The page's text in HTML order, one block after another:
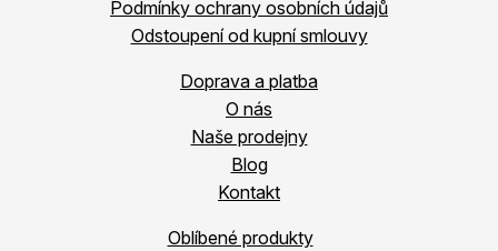
Podmínky ochrany osobních údajů
Odstoupení od kupní smlouvy
Doprava a platba
O nás
Naše prodejny
Blog
Kontakt
Oblíbené produkty